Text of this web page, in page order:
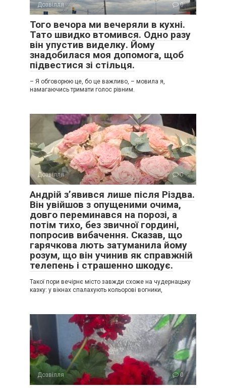
Дозвілля 0
Того вечора ми вечеряли в кухні.
Тато швидко втомився. Одно разу
він упустив виделку. Йому
знадобилася моя допомога, щоб
підвестися зі стільця.
– Я обговорюю це, бо це важливо, – мовила я,
намагаючись тримати голос рівним.
Дозвілля 0
Андрій з’явився лише після Різдва.
Він увійшов з опущеними очима,
довго переминався на порозі, а
потім тихо, без звичної гордині,
попросив вибачення. Сказав, що
гарячкова лють затуманила йому
розум, що він учинив як справжній
телепень і страшенно шкодує.
Такої пори вечірнє місто завжди схоже на чудернацьку
казку: у вікнах спалахують кольорові вогники,
Дозвілля 0